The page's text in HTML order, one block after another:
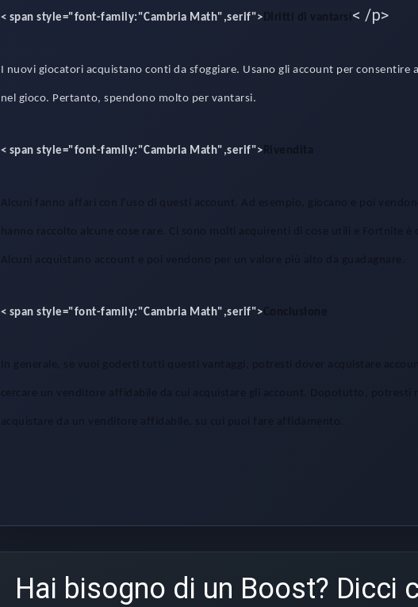
< span style="font-family:"Cambria Math",serif">Diritti di vantarsi < /p>
I nuovi giocatori acquistano conti da sfoggiare. Usano gli account per consentire
nel gioco. Pertanto, spendono molto per vantarsi.
< span style="font-family:"Cambria Math",serif"> Rivendita
Alcuni fanno affari con l'uso di questi account. Ad esempio, giocano e poi
hanno raccolto alcune cose rare. Ci sono molti acquirenti di cose utili e Fortnite è
Alcuni acquistano account e poi vendono per un valore più alto da guadagnare.
< span style="font-family:"Cambria Math",serif">
In generale, se vuoi goderti tutti questi vantaggi, potresti dover acquistare
cercare un venditore affidabile da cui acquistare gli account. Dopotutto, potresti
acquistare da un venditore affidabile, su cui puoi fare affidamento.
Hai bisogno di un Boost? Dicci